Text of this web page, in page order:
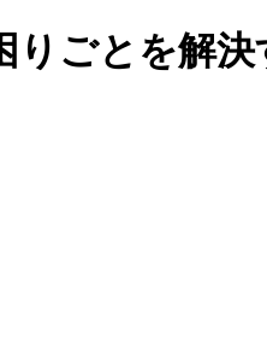
りごとを解